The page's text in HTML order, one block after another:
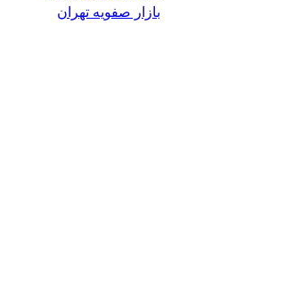
بازار صفویه تهران